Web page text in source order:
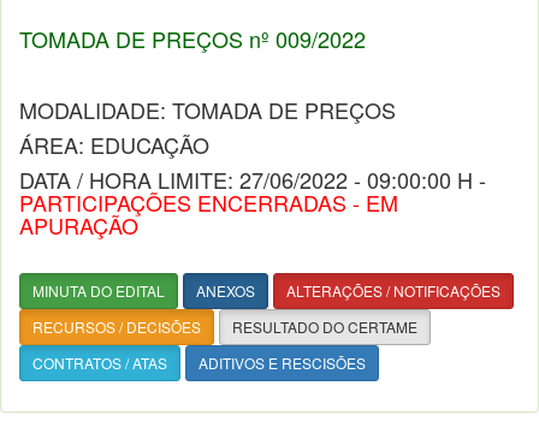
TOMADA DE PREÇOS nº 009/2022
MODALIDADE: TOMADA DE PREÇOS
ÁREA: EDUCAÇÃO
DATA / HORA LIMITE: 27/06/2022 - 09:00:00 H -
PARTICIPAÇÕES ENCERRADAS - EM
APURAÇÃO
MINUTA DO EDITAL ANEXOS
ALTERAÇÕES / NOTIFICAÇÕES
RECURSOS / DECISÕES
RESULTADO DO CERTAME
CONTRATOS / ATAS
ADITIVOS E RESCISÕES